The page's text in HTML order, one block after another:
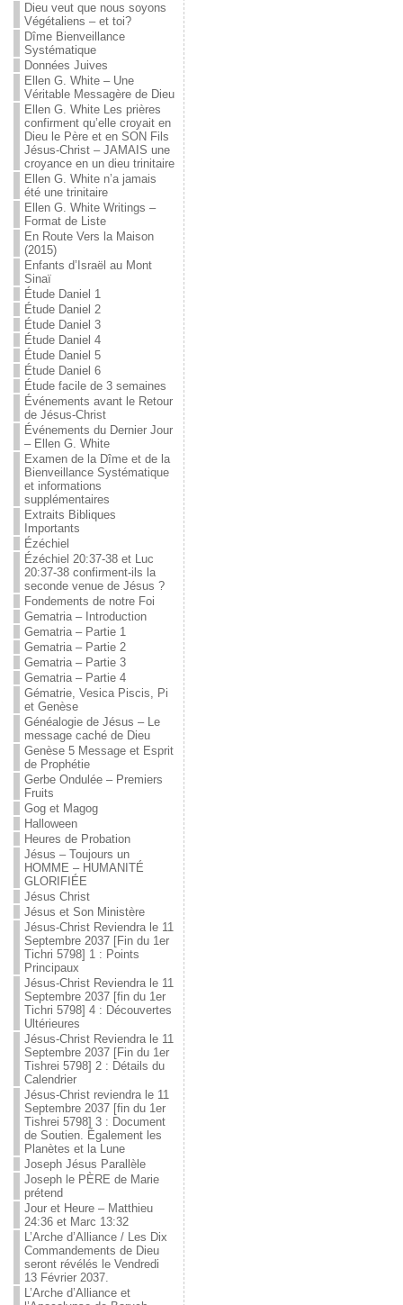
Dieu veut que nous soyons
Végétaliens – et toi?
Dîme Bienveillance
Systématique
Données Juives
Ellen G. White – Une
Véritable Messagère de Dieu
Ellen G. White Les prières
confirment qu’elle croyait en
Dieu le Père et en SON Fils
Jésus-Christ – JAMAIS une
croyance en un dieu trinitaire
Ellen G. White n’a jamais
été une trinitaire
Ellen G. White Writings –
Format de Liste
En Route Vers la Maison
(2015)
Enfants d’Israël au Mont
Sinaï
Étude Daniel 1
Étude Daniel 2
Étude Daniel 3
Étude Daniel 4
Étude Daniel 5
Étude Daniel 6
Étude facile de 3 semaines
Événements avant le Retour
de Jésus-Christ
Événements du Dernier Jour
– Ellen G. White
Examen de la Dîme et de la
Bienveillance Systématique
et informations
supplémentaires
Extraits Bibliques
Importants
Ézéchiel
Ézéchiel 20:37-38 et Luc
20:37-38 confirment-ils la
seconde venue de Jésus ?
Fondements de notre Foi
Gematria – Introduction
Gematria – Partie 1
Gematria – Partie 2
Gematria – Partie 3
Gematria – Partie 4
Gématrie, Vesica Piscis, Pi
et Genèse
Généalogie de Jésus – Le
message caché de Dieu
Genèse 5 Message et Esprit
de Prophétie
Gerbe Ondulée – Premiers
Fruits
Gog et Magog
Halloween
Heures de Probation
Jésus – Toujours un
HOMME – HUMANITÉ
GLORIFIÉE
Jésus Christ
Jésus et Son Ministère
Jésus-Christ Reviendra le 11
Septembre 2037 [Fin du 1er
Tichri 5798] 1 : Points
Principaux
Jésus-Christ Reviendra le 11
Septembre 2037 [fin du 1er
Tichri 5798] 4 : Découvertes
Ultérieures
Jésus-Christ Reviendra le 11
Septembre 2037 [Fin du 1er
Tishrei 5798] 2 : Détails du
Calendrier
Jésus-Christ reviendra le 11
Septembre 2037 [fin du 1er
Tishrei 5798] 3 : Document
de Soutien. Également les
Planètes et la Lune
Joseph Jésus Parallèle
Joseph le PÈRE de Marie
prétend
Jour et Heure – Matthieu
24:36 et Marc 13:32
L’Arche d’Alliance / Les Dix
Commandements de Dieu
seront révélés le Vendredi
13 Février 2037.
L’Arche d’Alliance et